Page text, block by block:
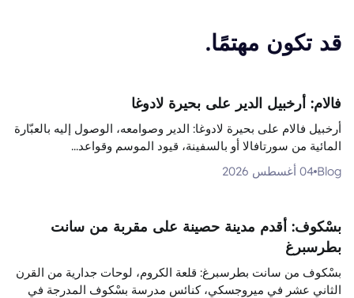
قد تكون مهتمًا.
فالام: أرخبيل الدير على بحيرة لادوغا
أرخبيل فالام على بحيرة لادوغا: الدير وصوامعه، الوصول إليه بالعبّارة
المائية من سورتافالا أو بالسفينة، قيود الموسم وقواعد...
Blog 04 أغسطس 2026
بسْكوف: أقدم مدينة حصينة على مقربة من سانت
بطرسبرغ
بسْكوف من سانت بطرسبرغ: قلعة الكروم، لوحات جدارية من القرن
الثاني عشر في ميروجسكي، كنائس مدرسة بسْكوف المدرجة في